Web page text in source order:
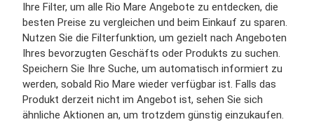
Ihre Filter, um alle Rio Mare Angebote zu entdecken, die
besten Preise zu vergleichen und beim Einkauf zu sparen.
Nutzen Sie die Filterfunktion, um gezielt nach Angeboten
Ihres bevorzugten Geschäfts oder Produkts zu suchen.
Speichern Sie Ihre Suche, um automatisch informiert zu
werden, sobald Rio Mare wieder verfügbar ist. Falls das
Produkt derzeit nicht im Angebot ist, sehen Sie sich
ähnliche Aktionen an, um trotzdem günstig einzukaufen.